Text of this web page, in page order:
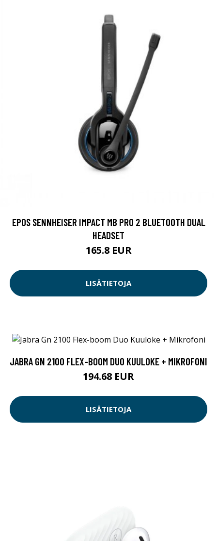
EPOS SENNHEISER IMPACT MB PRO 2 BLUETOOTH DUAL
HEADSET
165.8 EUR
LISÄTIETOJA
JABRA GN 2100 FLEX-BOOM DUO KUULOKE + MIKROFONI
194.68 EUR
LISÄTIETOJA